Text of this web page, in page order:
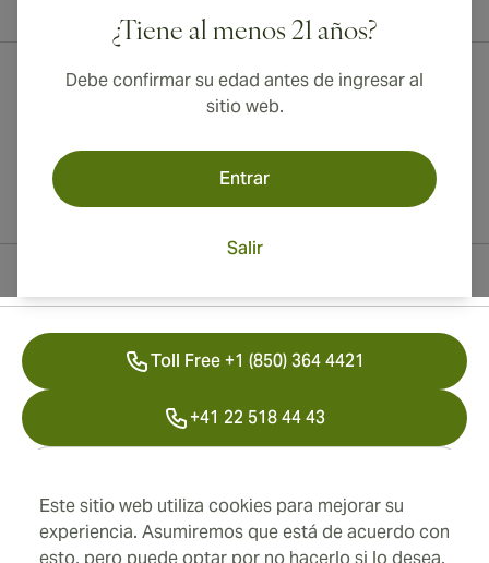
Este sitio web utiliza cookies para mejorar su
experiencia. Asumiremos que está de acuerdo con
esto, pero puede optar por no hacerlo si lo desea.
¿Tiene al menos 21 años?
Debe confirmar su edad antes de ingresar al
sitio web.
Entrar
Salir
Toll Free +1 (850) 364 4421
+41 22 518 44 43